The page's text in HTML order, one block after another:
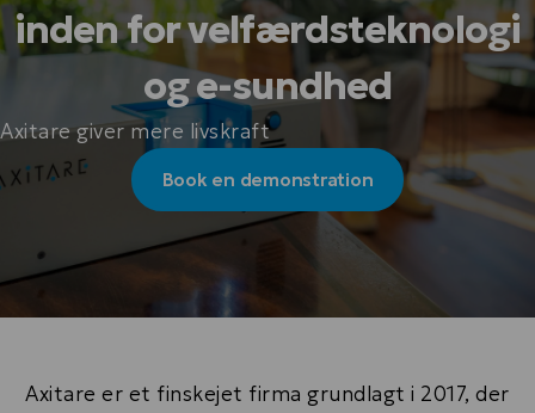
inden for velfærdsteknologi
og e-sundhed
Axitare giver mere livskraft
Book en demonstration
Axitare er et finskejet firma grundlagt i 2017, der